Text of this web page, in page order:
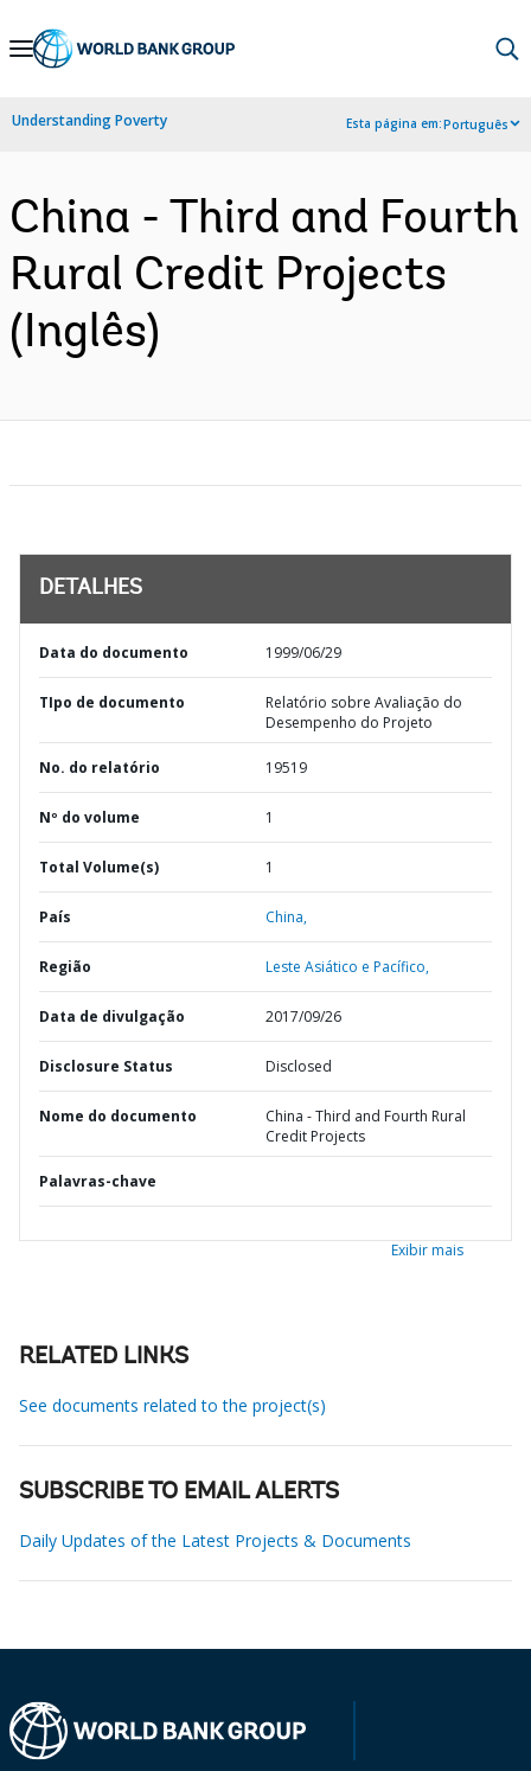
Skip
Navigation
Understanding Poverty Esta página em:Português
China - Third and Fourth
Rural Credit Projects
(Inglês)
DETALHES
Data do documento 1999/06/29
TIpo de documento
Relatório sobre Avaliação do
Desempenho do Projeto
No. do relatório 19519
Nº do volume 1
Total Volume(s) 1
País China,
Região Leste Asiático e Pacífico,
Data de divulgação 2017/09/26
Disclosure Status Disclosed
Nome do documento
China - Third and Fourth Rural
Credit Projects
Palavras-chave
Exibir mais
RELATED LINKS
See documents related to the project(s)
SUBSCRIBE TO EMAIL ALERTS
Daily Updates of the Latest Projects & Documents